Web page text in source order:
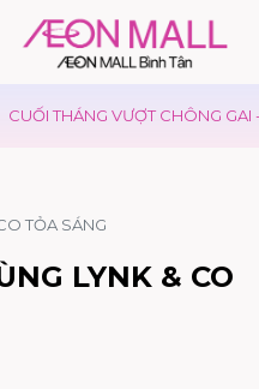
VƯỢT CHÔNG GAI - CÓ
TỎA SÁNG
LYNK & CO